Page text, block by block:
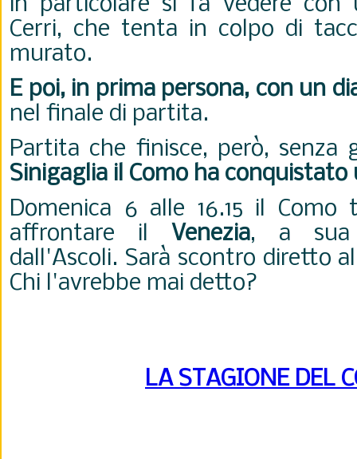
in particolare si fa vedere con
Cerri, che tenta in colpo di
murato.
E poi, in prima persona, con un
nel finale di partita.
Partita che finisce, però, senza
Sinigaglia il Como ha
Domenica 6 alle 16.15 il
affrontare il Venezia, a sua
dall'Ascoli. Sarà scontro diretto
Chi l'avrebbe mai detto?
LA STAGIONE DEL